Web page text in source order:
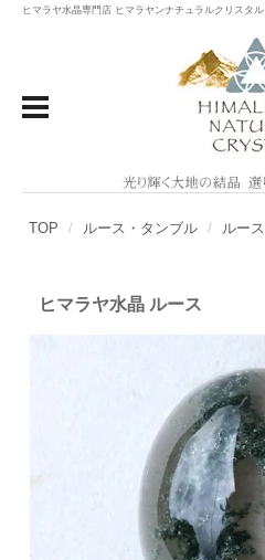
ヒマラヤ水晶専門店 ヒマラヤンナチュラルクリスタル
TOP ルース・タンブル ルース
ヒマラヤ水晶 ルース